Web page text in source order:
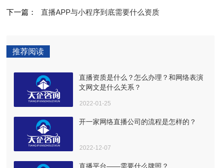
下一篇：
直播APP与小程序到底需要什么资质
推荐阅读
直播资质是什么？怎么办理？和网络表演
文网文是什么关系？
2022-01-25
开一家网络直播公司的流程是怎样的？
2022-12-07
直播平台——需要什么牌照？